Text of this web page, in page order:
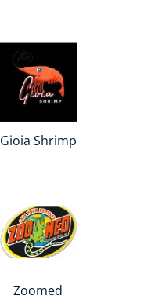
Gioia Shrimp
Zoomed